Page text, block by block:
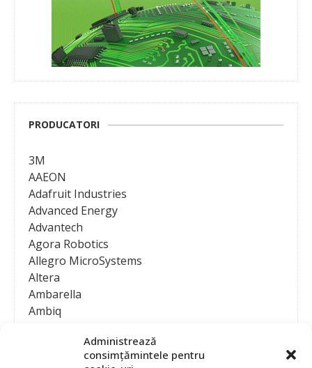
Administrează
consimțămintele pentru
PRODUCATORI
3M
AAEON
Adafruit Industries
Advanced Energy
Advantech
Agora Robotics
Allegro MicroSystems
Altera
Ambarella
Ambiq
Analog Devices